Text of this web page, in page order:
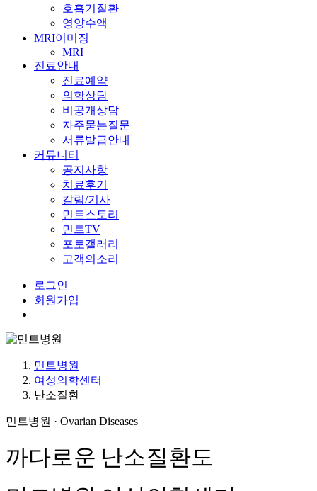
호흡기질환
영양수액
MRI이미징
MRI
진료안내
진료예약
의학상담
비공개상담
자주묻는질문
서류발급안내
커뮤니티
공지사항
치료후기
칼럼/기사
민트스토리
민트TV
포토갤러리
고객의소리
로그인
회원가입
민트병원
여성의학센터
난소질환
민트병원 · Ovarian Diseases
까다로운 난소질환도